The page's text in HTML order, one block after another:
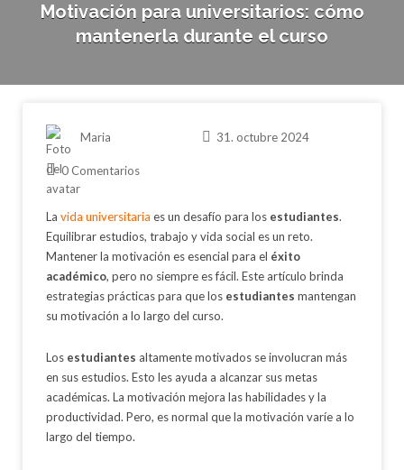
Motivación para universitarios: cómo
mantenerla durante el curso
Maria 31. octubre 2024
0 Comentarios
La vida universitaria es un desafío para los estudiantes.
Equilibrar estudios, trabajo y vida social es un reto.
Mantener la motivación es esencial para el éxito
académico, pero no siempre es fácil. Este artículo brinda
estrategias prácticas para que los estudiantes mantengan
su motivación a lo largo del curso.
Los estudiantes altamente motivados se involucran más
en sus estudios. Esto les ayuda a alcanzar sus metas
académicas. La motivación mejora las habilidades y la
productividad. Pero, es normal que la motivación varíe a lo
largo del tiempo.